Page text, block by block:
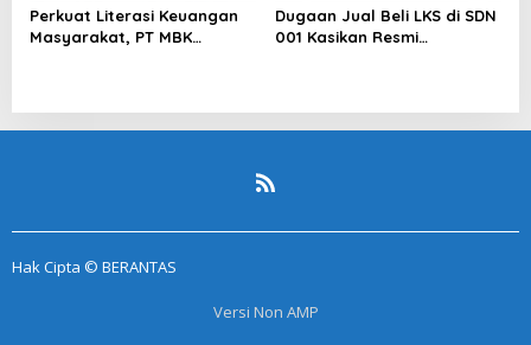
Perkuat Literasi Keuangan
Masyarakat, PT MBK
Dugaan Jual Beli LKS di SDN
001 Kasikan Resmi
Hak Cipta © BERANTAS
Versi Non AMP